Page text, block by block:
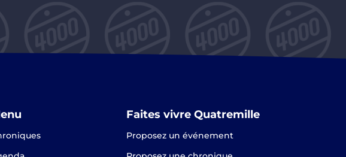
Faites vivre Quatremille
Proposez un événement